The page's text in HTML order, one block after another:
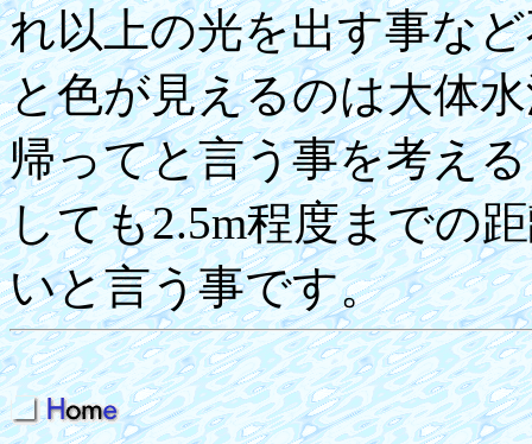
れ以上の光を出す事な
と色が見えるのは大体
帰ってと言う事を考え
しても2.5m程度までの
いと言う事です。